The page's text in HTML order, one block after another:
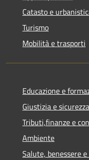
Catasto e
Turismo
Mobilità e trasporti
Educazione e
Giustizia e
Tributi,finanze e
Ambiente
Salute, benessere